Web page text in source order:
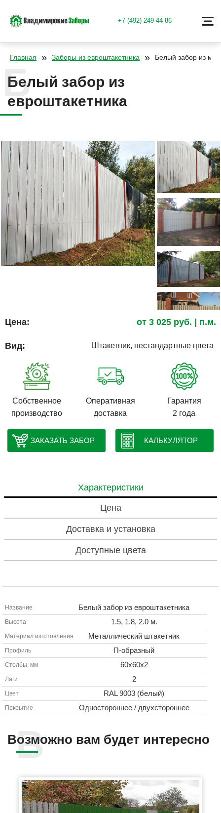
+7 (492) 249-44-86
Главная » Заборы из евроштакетника » Белый забор из
Белый забор из
евроштакетника
Цена: от 3 025 руб. | п.м.
Вид: Штакетник, нестандартные цвета
Собственное
производство
Оперативная
доставка
Гарантия
2 года
ЗАКАЗАТЬ ЗАБОР КАЛЬКУЛЯТОР
Характеристики
Цена
Доставка и установка
Доступные цвета
Название Белый забор из евроштакетника
Высота 1.5, 1.8, 2.0 м.
Материал изготовления Металлический штакетник
Профиль П-образный
Столбы, мм 60х60х2
Лаги 2
Цвет RAL 9003 (белый)
Покрытие Одностороннее / двухстороннее
Возможно вам будет интересно